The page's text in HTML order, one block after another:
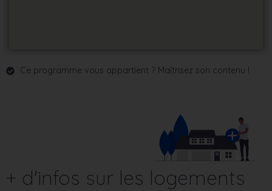
Ce programme vous appartient ? Maîtrisez son contenu !
+ d'infos sur les logements